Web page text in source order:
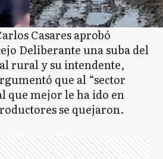
Casares aprobó
Deliberante una suba del
rural y su intendente,
que al “sector
que mejor le ha ido en
se quejaron.